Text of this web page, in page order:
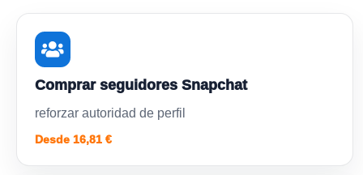
Comprar seguidores Snapchat
reforzar autoridad de perfil
Desde 16,81 €